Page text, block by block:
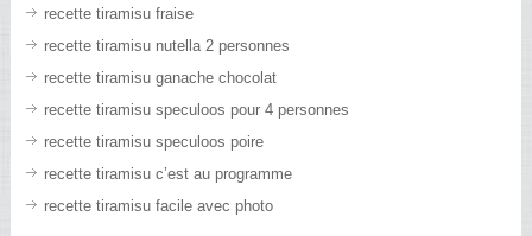
recette tiramisu fraise
recette tiramisu nutella 2 personnes
recette tiramisu ganache chocolat
recette tiramisu speculoos pour 4 personnes
recette tiramisu speculoos poire
recette tiramisu c’est au programme
recette tiramisu facile avec photo